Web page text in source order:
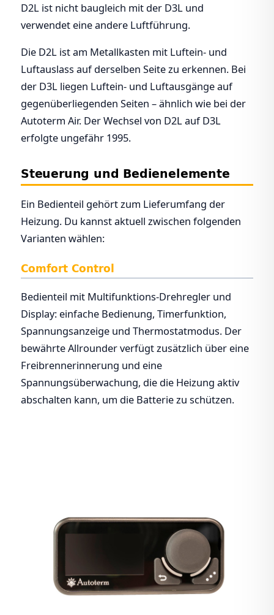
D2L ist nicht baugleich mit der D3L und
verwendet eine andere Luftführung.
Die D2L ist am Metallkasten mit Luftein- und
Luftauslass auf derselben Seite zu erkennen. Bei
der D3L liegen Luftein- und Luftausgänge auf
gegenüberliegenden Seiten – ähnlich wie bei der
Autoterm Air. Der Wechsel von D2L auf D3L
erfolgte ungefähr 1995.
Steuerung und Bedienelemente
Ein Bedienteil gehört zum Lieferumfang der
Heizung. Du kannst aktuell zwischen folgenden
Varianten wählen:
Comfort Control
Bedienteil mit Multifunktions-Drehregler und
Display: einfache Bedienung, Timerfunktion,
Spannungsanzeige und Thermostatmodus. Der
bewährte Allrounder verfügt zusätzlich über eine
Freibrennerinnerung und eine
Spannungsüberwachung, die die Heizung aktiv
abschalten kann, um die Batterie zu schützen.